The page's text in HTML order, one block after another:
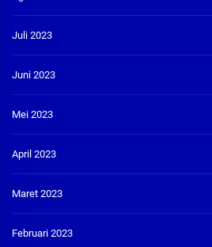
Juli 2023
Juni 2023
Mei 2023
April 2023
Maret 2023
Februari 2023